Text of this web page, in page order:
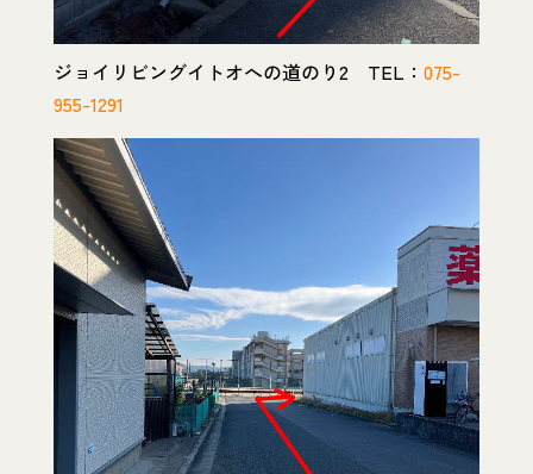
ジョイリビングイトオへの道のり2 TEL： 075-
955-1291